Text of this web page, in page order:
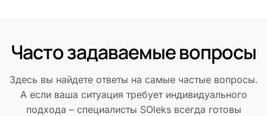
Часто задаваемые вопросы
Здесь вы найдете ответы на самые частые вопросы.
А если ваша ситуация требует индивидуального
подхода – специалисты SOleks всегда готовы